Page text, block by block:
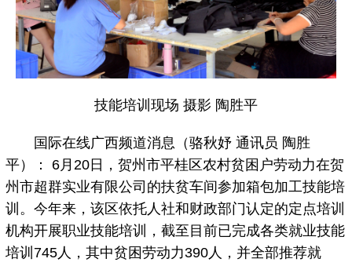
技能培训现场 摄影 陶胜平
国际在线广西频道消息（骆秋妤 通讯员 陶胜
平）： 6月20日，贺州市平桂区农村贫困户劳动力在贺
州市超群实业有限公司的扶贫车间参加箱包加工技能培
训。今年来，该区依托人社和财政部门认定的定点培训
机构开展职业技能培训，截至目前已完成各类就业技能
培训745人，其中贫困劳动力390人，并全部推荐就